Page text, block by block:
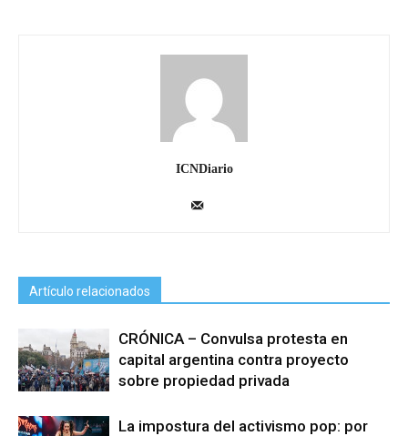
ICNDiario
Artículo relacionados
CRÓNICA – Convulsa protesta en
capital argentina contra proyecto
sobre propiedad privada
La impostura del activismo pop: por